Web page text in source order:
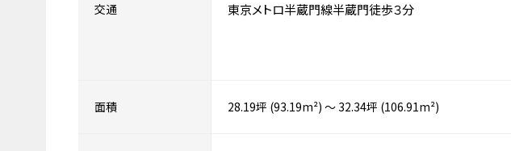
交通
東京メトロ半蔵門線半蔵門徒歩３分
面積 28.19坪 (93.19m²) ～ 32.34坪 (106.91m²)